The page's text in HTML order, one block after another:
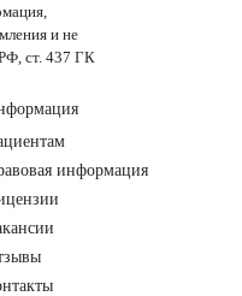
и не
ст. 437 ГК
информация